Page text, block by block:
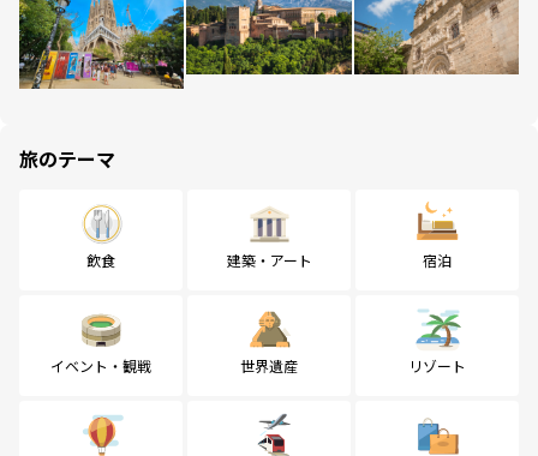
旅のテーマ
飲食 建築・アート 宿泊
イベント・観戦 世界遺産 リゾート